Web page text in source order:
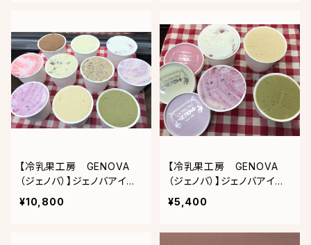
【冷乳果工房 GENOVA
（ジェノバ）】ジェノバアイス
(季節商品を含む10個入り)
¥10,800
【冷乳果工房 GENOVA
（ジェノバ）】ジェノバアイス4
個入り(ピスタチオ・塩キャラ
メル・ストロベリー・ヨーグ
¥5,400